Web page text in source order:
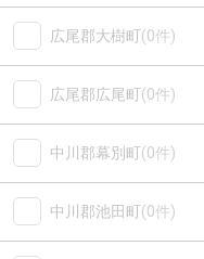
広尾郡大樹町(0件)
広尾郡広尾町(0件)
中川郡幕別町(0件)
中川郡池田町(0件)